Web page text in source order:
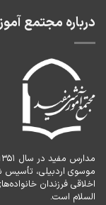
درباره مجتمع
موسوی اردبیلی،
اخلاقی فرزندان
السلام است.